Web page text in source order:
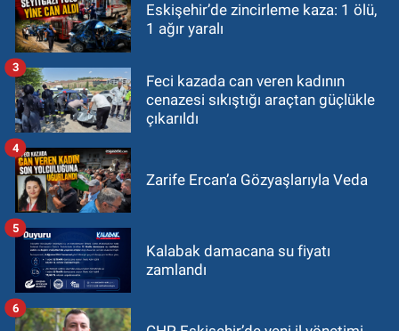
Eskişehir’de zincirleme kaza: 1 ölü,
1 ağır yaralı
Feci kazada can veren kadının
cenazesi sıkıştığı araçtan güçlükle
çıkarıldı
3
Zarife Ercan’a Gözyaşlarıyla Veda
4
Kalabak damacana su fiyatı
zamlandı
5
6